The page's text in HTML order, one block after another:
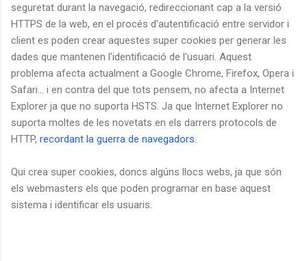
seguretat durant la navegació, redireccionant cap a la versió
HTTPS de la web, en el procés d'autentificació entre servidor i
client es poden crear aquestes super cookies per generar les
dades que mantenen l'identificació de l'usuari. Aquest
problema afecta actualment a Google Chrome, Firefox, Opera i
Safari... i en contra del que tots pensem, no afecta a Internet
Explorer ja que no suporta HSTS. Ja que Internet Explorer no
suporta moltes de les novetats en els darrers protocols de
HTTP, recordant la guerra de navegadors.
Qui crea super cookies, doncs algúns llocs webs, ja que són
els webmasters els que poden programar en base aquest
sistema i identificar els usuaris.